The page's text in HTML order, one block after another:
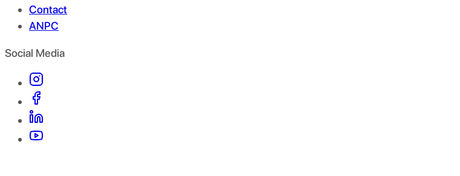
Contact
ANPC
Social Media